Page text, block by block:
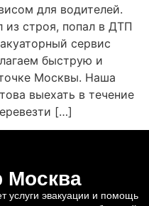
для водителей.
строя, попал в ДТП
сервис
быструю и
Москвы. Наша
выехать в течение
[…]
Москва
услуги эвакуации и помощь